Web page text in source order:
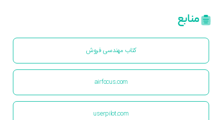
منابع
کتاب مهندسی فروش
airfocus.com
userpilot.com